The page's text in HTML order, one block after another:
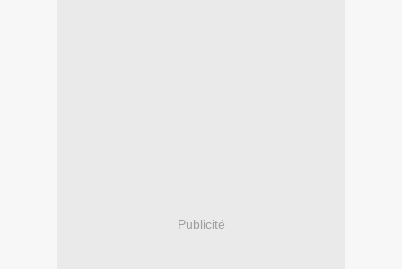
Publicité